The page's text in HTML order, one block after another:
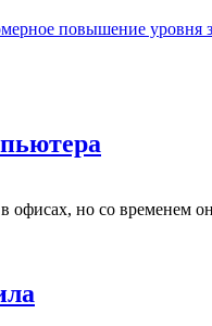
повышение уровня
офисах, но со временем